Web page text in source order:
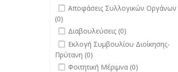
undefined
Αποφάσεις Συλλογικών Οργάνων
(0)
undefined
Διαβουλεύσεις (0)
undefined
Εκλογή Συμβουλίου Διοίκησης-
Πρύτανη (0)
undefined
Φοιτητική Μέριμνα (0)